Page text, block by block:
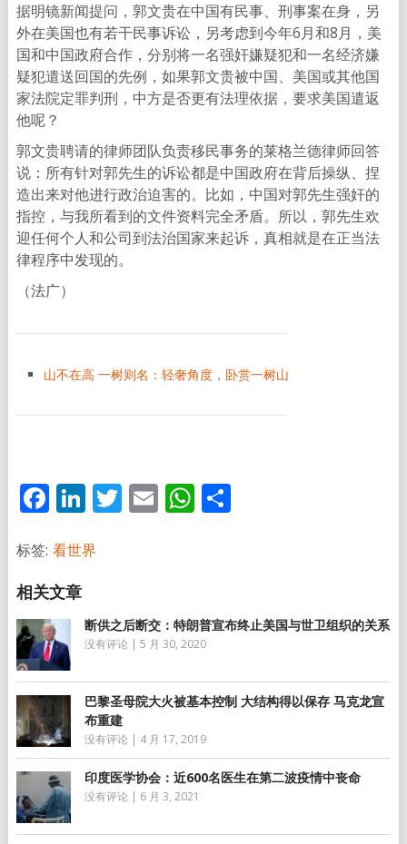
据明镜新闻提问，郭文贵在中国有民事、刑事案在身，另
外在美国也有若干民事诉讼，另考虑到今年6月和8月，美
国和中国政府合作，分别将一名强奸嫌疑犯和一名经济嫌
疑犯遣送回国的先例，如果郭文贵被中国、美国或其他国
家法院定罪判刑，中方是否更有法理依据，要求美国遣返
他呢？
郭文贵聘请的律师团队负责移民事务的莱格兰德律师回答
说：所有针对郭先生的诉讼都是中国政府在背后操纵、捏
造出来对他进行政治迫害的。比如，中国对郭先生强奸的
指控，与我所看到的文件资料完全矛盾。所以，郭先生欢
迎任何个人和公司到法治国家来起诉，真相就是在正当法
律程序中发现的。
（法广）
山不在高 一树则名：轻奢角度，卧赏一树山
Facebook
LinkedIn
Twitter
EmailWhatsApp
分
标签: 看世界
断供之后断交：特朗普宣布终止美国与世卫组织的关系
没有评论 | 5 月 30, 2020
巴黎圣母院大火被基本控制 大结构得以保存 马克龙宣
布重建
没有评论 | 4 月 17, 2019
印度医学协会：近600名医生在第二波疫情中丧命
没有评论 | 6 月 3, 2021